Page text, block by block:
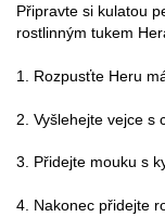
Připravte si kulatou
rostlinným tukem
1. Rozpusťte Heru
2. Vyšlehejte vejce s
3. Přidejte mouku s
4. Nakonec přidejte